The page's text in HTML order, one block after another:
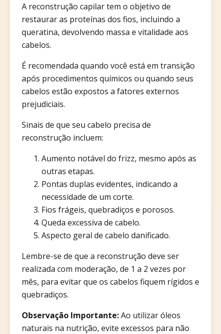
A reconstrução capilar tem o objetivo de
restaurar as proteínas dos fios, incluindo a
queratina, devolvendo massa e vitalidade aos
cabelos.
É recomendada quando você está em transição
após procedimentos químicos ou quando seus
cabelos estão expostos a fatores externos
prejudiciais.
Sinais de que seu cabelo precisa de
reconstrução incluem:
Aumento notável do frizz, mesmo após as
outras etapas.
Pontas duplas evidentes, indicando a
necessidade de um corte.
Fios frágeis, quebradiços e porosos.
Queda excessiva de cabelo.
Aspecto geral de cabelo danificado.
Lembre-se de que a reconstrução deve ser
realizada com moderação, de 1 a 2 vezes por
mês, para evitar que os cabelos fiquem rígidos e
quebradiços.
Observação Importante:Ao utilizar óleos
naturais na nutrição, evite excessos para não